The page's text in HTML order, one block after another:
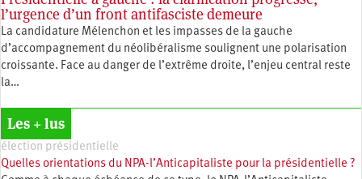
l’urgence d’un front antifasciste demeure
La candidature Mélenchon et les impasses de la gauche
d’accompagnement du néolibéralisme soulignent une polarisation
croissante. Face au danger de l’extrême droite, l’enjeu central reste
la…
Les + lus
élection présidentielle
Quelles orientations du NPA-l’Anticapitaliste pour la présidentielle ?